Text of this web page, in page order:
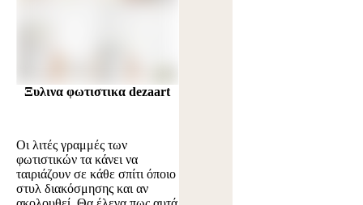
Ξυλινα φωτιστικα dezaart
Οι λιτές γραμμές των
φωτιστικών τα κάνει να
ταιριάζουν σε κάθε σπίτι όποιο
στυλ διακόσμησης και αν